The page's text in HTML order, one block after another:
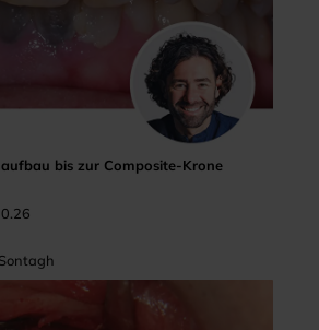
bis zur Composite-Krone